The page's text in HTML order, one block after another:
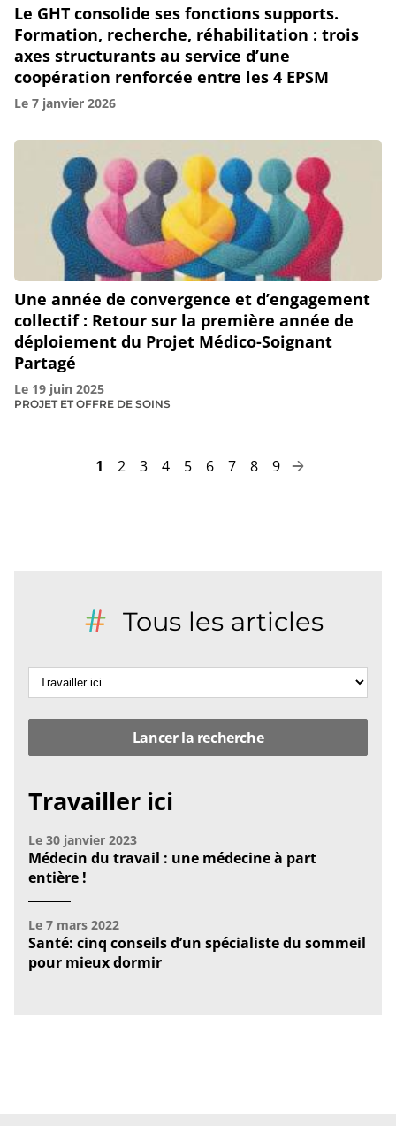
Le GHT consolide ses fonctions supports.
Formation, recherche, réhabilitation : trois
axes structurants au service d’une
coopération renforcée entre les 4 EPSM
Le 7 janvier 2026
Une année de convergence et d’engagement
collectif : Retour sur la première année de
déploiement du Projet Médico-Soignant
Partagé
Le 19 juin 2025
PROJET ET OFFRE DE SOINS
Page
1 Page
2 Page
3 Page
4 Page
5 Page
6 Page
7 Page
8 Page
9
Tous les articles
Travailler ici
Le 30 janvier 2023
Médecin du travail : une médecine à part
entière !
Le 7 mars 2022
Santé: cinq conseils d’un spécialiste du sommeil
pour mieux dormir